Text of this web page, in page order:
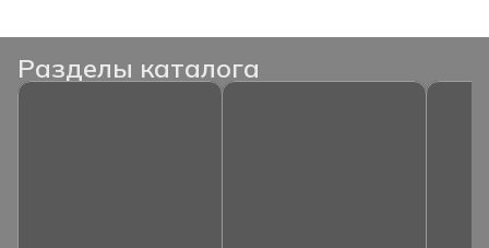
Разделы каталога